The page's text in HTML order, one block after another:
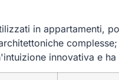
in appartamenti,
innovativa e